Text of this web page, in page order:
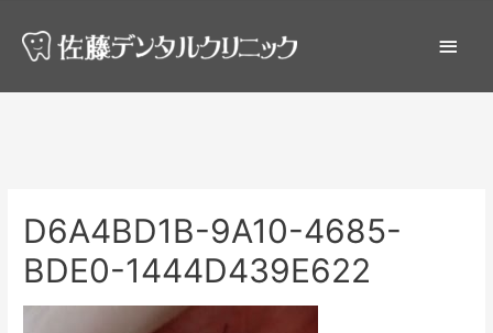
D6A4BD1B-9A10-4685-
BDE0-1444D439E622